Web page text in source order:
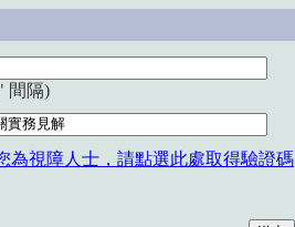
間隔)
為視障人士，請點選此處取得驗證碼